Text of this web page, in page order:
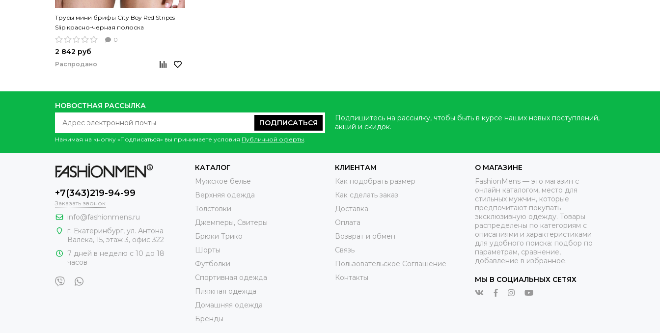
Трусы мини брифы City Boy Red Stripes
Slip красно-черная полоска
0
2 842 руб
Распродано
НОВОСТНАЯ РАССЫЛКА
ПОДПИСАТЬСЯ
Нажимая на кнопку «Подписаться» вы принимаете условия Публичной оферты.
Подпишитесь на рассылку, чтобы быть в курсе наших новых поступлений,
акций и скидок.
+7(343)219-94-99
Заказать звонок
info@fashionmens.ru
г. Екатеринбург, ул. Антона
Валека, 15, этаж 3, офис 322
7 дней в неделю с 10 до 18
часов
КАТАЛОГ
Мужское белье
Верхняя одежда
Толстовки
Джемперы, Свитеры
Брюки Трико
Шорты
Футболки
Спортивная одежда
Пляжная одежда
Домашняя одежда
Бренды
КЛИЕНТАМ
Как подобрать размер
Как сделать заказ
Доставка
Оплата
Возврат и обмен
Связь
Пользовательское Соглашение
Контакты
О МАГАЗИНЕ
FashionMens — это магазин с
онлайн каталогом, место для
стильных мужчин, которые
предпочитают покупать
эксклюзивную одежду. Товары
распределены по категориям с
описаниями и характеристиками
для удобного поиска: подбор по
параметрам, сравнение,
добавление в избранное.
МЫ В СОЦИАЛЬНЫХ СЕТЯХ